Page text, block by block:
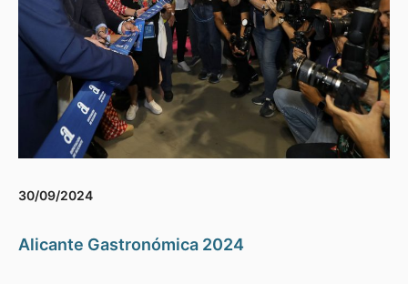
30/09/2024
Alicante Gastronómica 2024